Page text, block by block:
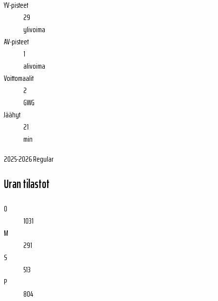
YV-pisteet
29
ylivoima
AV-pisteet
1
alivoima
Voittomaalit
2
GWG
Jäähyt
21
min
2025-2026 Regular
Uran tilastot
O
1031
M
291
S
513
P
804